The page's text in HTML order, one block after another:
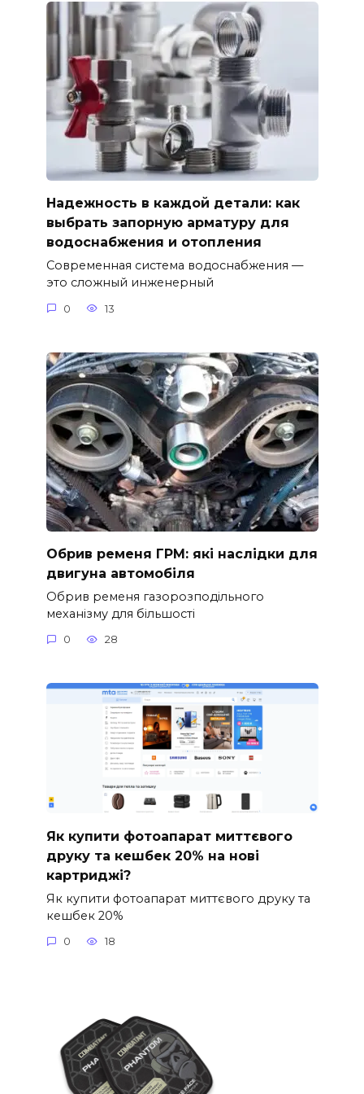
Надежность в каждой детали: как
выбрать запорную арматуру для
водоснабжения и отопления
Современная система водоснабжения —
это сложный инженерный
0 13
Обрив ременя ГРМ: які наслідки для
двигуна автомобіля
Обрив ременя газорозподільного
механізму для більшості
0 28
Як купити фотоапарат миттєвого
друку та кешбек 20% на нові
картриджі?
Як купити фотоапарат миттєвого друку та
кешбек 20%
0 18